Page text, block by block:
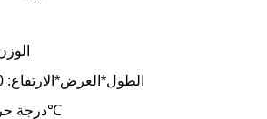
الوزن
الطول*العرض*الارتفاع: 570*950*1135 مم
درجة حرارة البيئة: 5℃~40℃